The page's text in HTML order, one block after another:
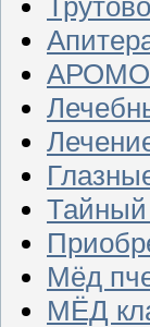
Тайный
Мёд
МЁД